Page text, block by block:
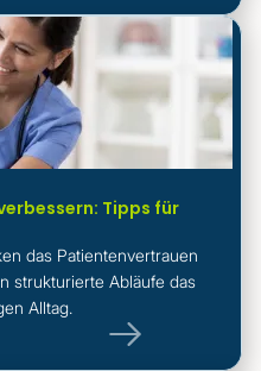
Tipps für
das Patientenvertrauen
strukturierte Abläufe das
Alltag.